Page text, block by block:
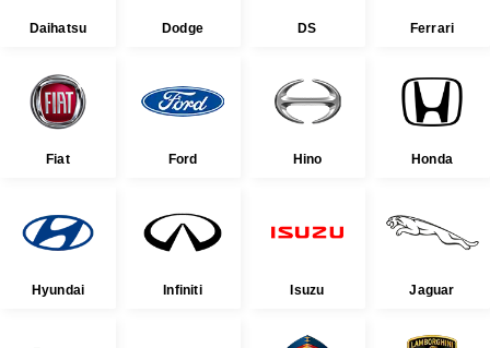
Daihatsu Dodge DS Ferrari
Fiat Ford Hino Honda
Hyundai Infiniti Isuzu Jaguar